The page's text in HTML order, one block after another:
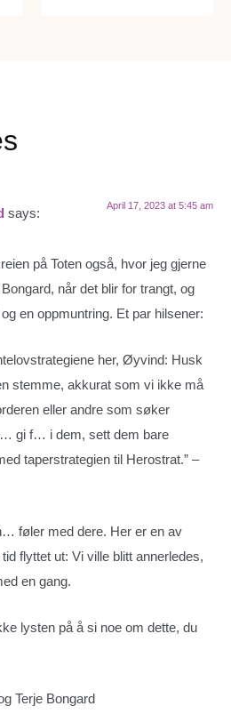
says: April 17, 2023 at 5:45 am
på Toten også, hvor jeg gjerne
når det blir for trangt, og
en oppmuntring. Et par hilsener:
her, Øyvind: Husk
stemme, akkurat som vi ikke må
eller andre som søker
gi f… i dem, sett dem bare
taperstrategien til Herostrat.” –
føler med dere. Her er en av
flyttet ut: Vi ville blitt annerledes,
en gang.
lysten på å si noe om dette, du
Terje Bongard